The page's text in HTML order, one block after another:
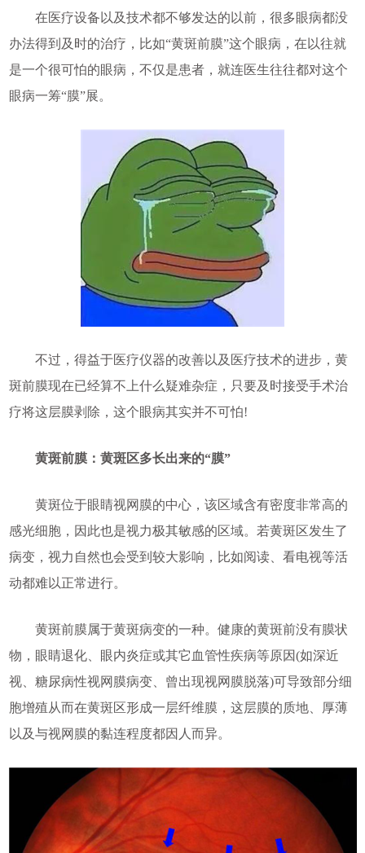
在医疗设备以及技术都不够发达的以前，很多眼病都没
办法得到及时的治疗，比如“黄斑前膜”这个眼病，在以往就
是一个很可怕的眼病，不仅是患者，就连医生往往都对这个
眼病一筹“膜”展。
不过，得益于医疗仪器的改善以及医疗技术的进步，黄
斑前膜现在已经算不上什么疑难杂症，只要及时接受手术治
疗将这层膜剥除，这个眼病其实并不可怕!
黄斑前膜：黄斑区多长出来的“膜”
黄斑位于眼睛视网膜的中心，该区域含有密度非常高的
感光细胞，因此也是视力极其敏感的区域。若黄斑区发生了
病变，视力自然也会受到较大影响，比如阅读、看电视等活
动都难以正常进行。
黄斑前膜属于黄斑病变的一种。健康的黄斑前没有膜状
物，眼睛退化、眼内炎症或其它血管性疾病等原因(如深近
视、糖尿病性视网膜病变、曾出现视网膜脱落)可导致部分细
胞增殖从而在黄斑区形成一层纤维膜，这层膜的质地、厚薄
以及与视网膜的黏连程度都因人而异。